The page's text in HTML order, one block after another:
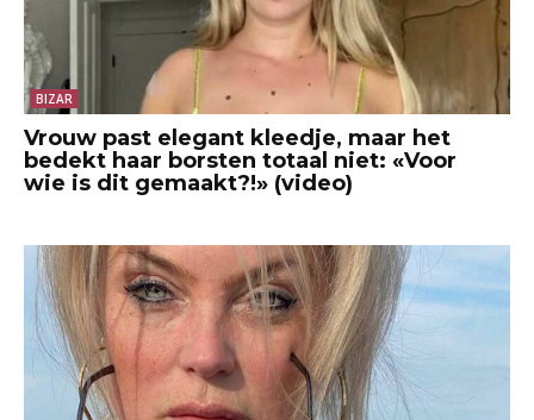
BIZAR
Vrouw past elegant kleedje, maar het
bedekt haar borsten totaal niet: «Voor
wie is dit gemaakt?!» (video)